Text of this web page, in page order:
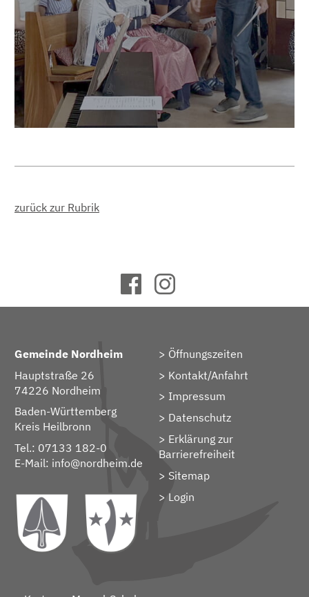
zurück zur Rubrik
Gemeinde Nordheim
Hauptstraße 26
74226 Nordheim
Baden-Württemberg
Kreis Heilbronn
Tel.: 07133 182-0
E-Mail: info@nordheim.de
Öffnungszeiten
Kontakt/Anfahrt
Impressum
Datenschutz
Erklärung zur
Barrierefreiheit
Sitemap
> Login